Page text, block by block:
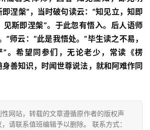
涅槃”，当时破句读云：“知见立，知即
见斯即涅槃”。于此忽有悟入。后人语师
”师云：“此是我悟处。”毕生读之不易，
”。希望同参们，无论老少，常读《楞
善知识，时闻世尊说法，就和阿难作同
网站，转载的文章遵循原作者的版权声
请联系值班编辑予以删除。 联系方式：